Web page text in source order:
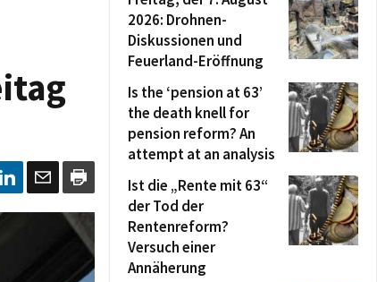
2026: Drohnen-
Diskussionen und
Feuerland-Eröffnung
Is the ‘pension at 63’
the death knell for
pension reform? An
attempt at an analysis
Ist die „Rente mit 63“
der Tod der
Rentenreform?
Versuch einer
Annäherung